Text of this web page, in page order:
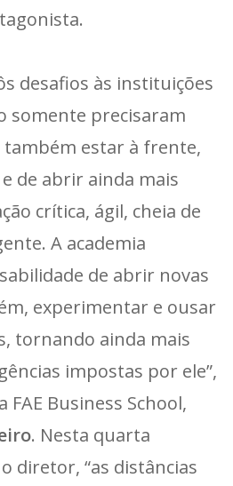
desafios às instituições
somente precisaram
estar à frente,
de abrir ainda mais
crítica, ágil, cheia de
A academia
de abrir novas
experimentar e ousar
tornando ainda mais
impostas por ele”,
Business School,
. Nesta quarta
diretor, “as distâncias